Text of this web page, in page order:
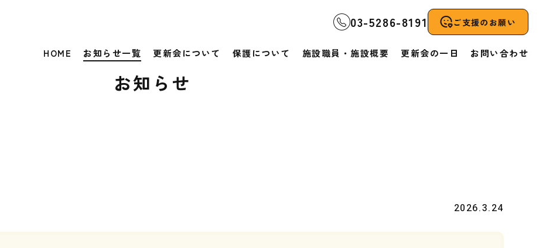
HOME お知らせ一覧 更新会について 保護について 施設職員・施設概要 更新会の一日 お問い合わせ
03-5286-8191 ご支援のお願い
お知らせ
2026.3.24